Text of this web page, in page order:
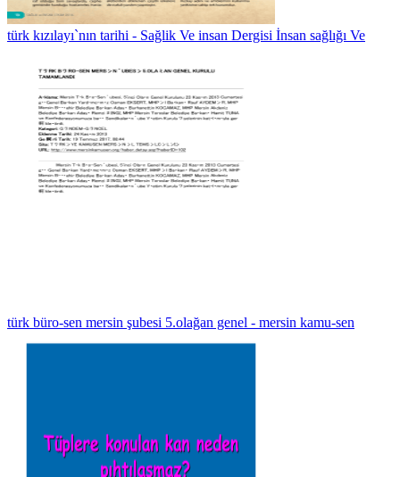
türk kızılayı`nın tarihi - Sağlik Ve insan Dergisi İnsan sağlığı Ve
türk büro-sen mersin şubesi 5.olağan genel - mersin kamu-sen